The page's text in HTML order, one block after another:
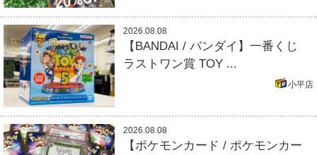
2026.08.08
【BANDAI / バンダイ】一番くじ
ラストワン賞 TOY ...
小平店
2026.08.08
【ポケモンカード / ポケモンカー